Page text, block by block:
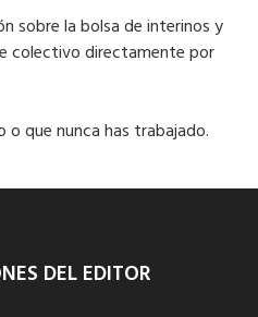
sobre la bolsa de interinos y
colectivo directamente por
que nunca has trabajado.
DEL EDITOR